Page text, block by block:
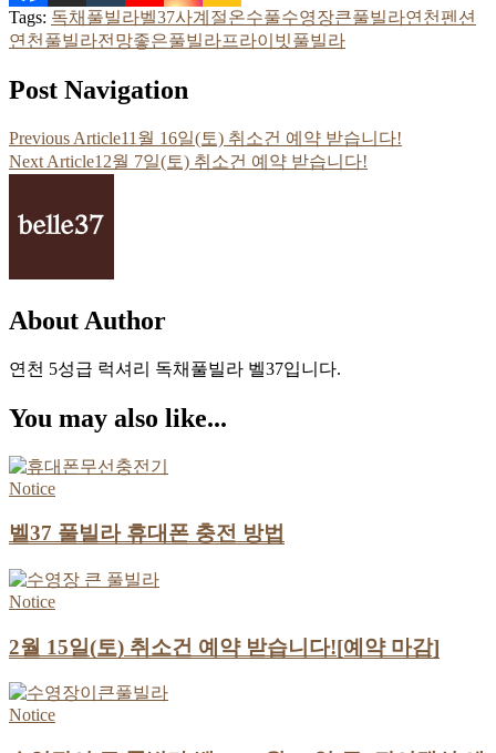
Tags: 독채풀빌라벨37사계절온수풀수영장큰풀빌라연천펜션
연천풀빌라전망좋은풀빌라프라이빗풀빌라
Post Navigation
Previous Article11월 16일(토) 취소건 예약 받습니다!
Next Article12월 7일(토) 취소건 예약 받습니다!
About Author
연천 5성급 럭셔리 독채풀빌라 벨37입니다.
You may also like...
Notice
벨37 풀빌라 휴대폰 충전 방법
Notice
2월 15일(토) 취소건 예약 받습니다![예약 마감]
Notice